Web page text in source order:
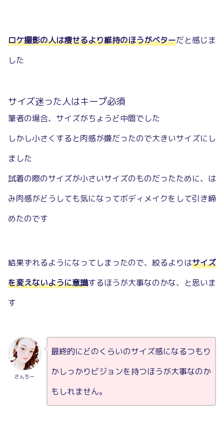
ロケ撮影の人は痩せるより維持のほうがベターだと感じま
した
サイズ迷った人はキープ必須
筆者の場合、サイズがちょうど中間でした
しかし小さくすると肉感が嫌だったので大きいサイズにし
ました
試着の際のサイズが小さいサイズのものだったために、は
み肉感がどうしても気になってボディメイクをして引き締
めたのです
結果ずれるようになってしまったので、絞るよりはサイズ
を変えないように意識するほうが大事なのかな、と思いま
す
さんちー
最終的にどのくらいのサイズ感になるつもり
かしっかりビジョンを持つほうが大事なのか
もしれません。